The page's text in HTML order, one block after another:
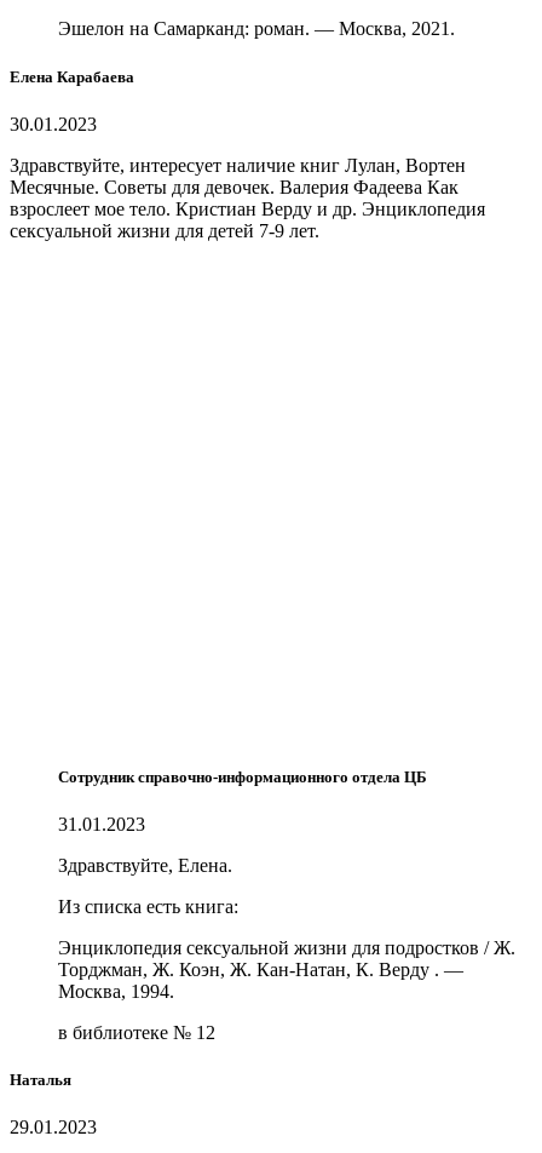
Эшелон на Самарканд: роман. — Москва, 2021.
Елена Карабаева
30.01.2023
Здравствуйте, интересует наличие книг Лулан, Вортен
Месячные. Советы для девочек. Валерия Фадеева Как
взрослеет мое тело. Кристиан Верду и др. Энциклопедия
сексуальной жизни для детей 7-9 лет.
Сотрудник справочно-информационного отдела ЦБ
31.01.2023
Здравствуйте, Елена.
Из списка есть книга:
Энциклопедия сексуальной жизни для подростков / Ж.
Торджман, Ж. Коэн, Ж. Кан-Натан, К. Верду . —
Москва, 1994.
в библиотеке № 12
Наталья
29.01.2023